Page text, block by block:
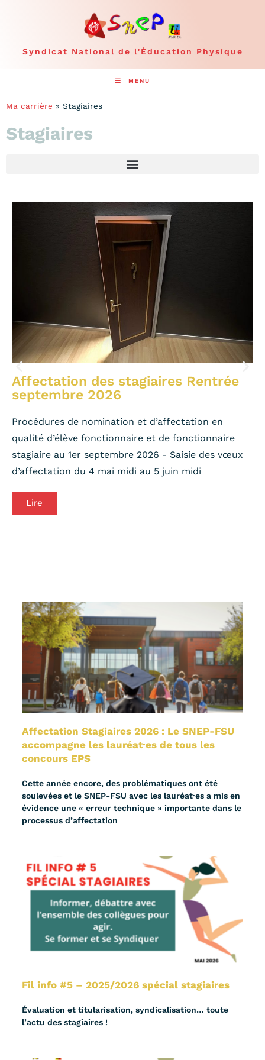
Syndicat National de l'Éducation Physique
MENU
Ma carrière » Stagiaires
Stagiaires
Affectation des stagiaires Rentrée
septembre 2026
Procédures de nomination et d’affectation en
qualité d’élève fonctionnaire et de fonctionnaire
stagiaire au 1er septembre 2026 - Saisie des vœux
d’affectation du 4 mai midi au 5 juin midi
Lire
Affectation Stagiaires 2026 : Le SNEP-FSU
accompagne les lauréat·es de tous les
concours EPS
Cette année encore, des problématiques ont été
soulevées et le SNEP-FSU avec les lauréat·es a mis en
évidence une « erreur technique » importante dans le
processus d’affectation
Fil info #5 – 2025/2026 spécial stagiaires
Évaluation et titularisation, syndicalisation… toute
l’actu des stagiaires !